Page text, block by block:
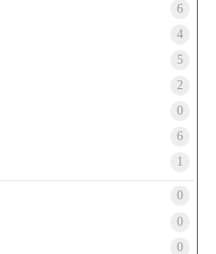
6
4
5
2
0
6
1
0
0
0